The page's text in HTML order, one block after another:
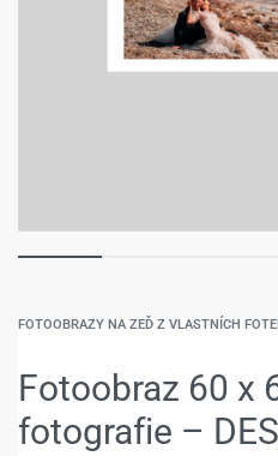
FOTOOBRAZY NA ZEĎ Z VLASTNÍCH
Fotoobraz 60 x
fotografie –